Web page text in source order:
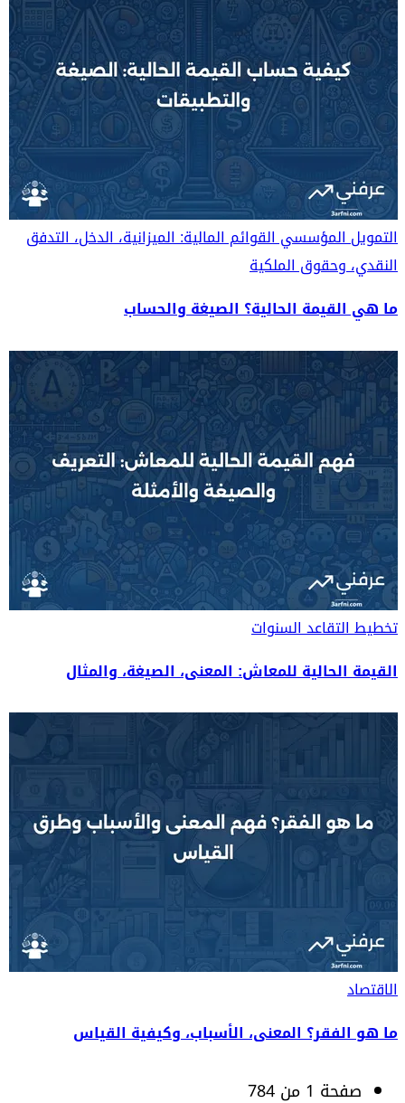
التمويل المؤسسيالقوائم المالية: الميزانية، الدخل، التدفق
النقدي، وحقوق الملكية
ما هي القيمة الحالية؟ الصيغة والحساب
تخطيط التقاعدالسنوات
القيمة الحالية للمعاش: المعنى، الصيغة، والمثال
الاقتصاد
ما هو الفقر؟ المعنى، الأسباب، وكيفية القياس
صفحة 1 من 784